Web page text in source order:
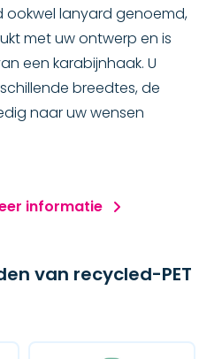
ookwel lanyard genoemd,
met uw ontwerp en is
een karabijnhaak. U
breedtes, de
naar uw wensen
informatie
van recycled-PET